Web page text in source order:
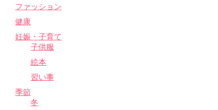
ファッション
健康
妊娠・子育て
子供服
絵本
習い事
季節
冬